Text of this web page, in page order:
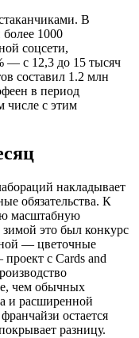
В
1000
соцсети,
— с 12,3 до 15 тысяч
составил 1.2 млн
в период
числе с этим
накладывает
обязательства. К
масштабную
это был конкурс
— цветочные
с Cards and
чем обычных
и расширенной
остается
разницу.